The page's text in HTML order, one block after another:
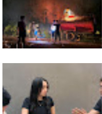
13 Jam Berjuang, Polsek
Toba dan Warga Berhasil
Jinakkan Karhutla 7 Hektare
di Desa Bagan Asam